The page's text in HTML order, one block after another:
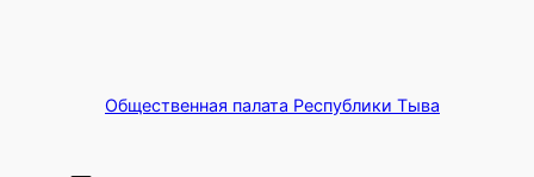
Общественная палата Республики Тыва